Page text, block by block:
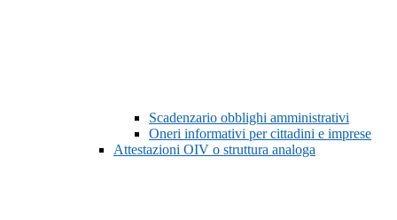
Scadenzario obblighi amministrativi
Oneri informativi per cittadini e imprese
Attestazioni OIV o struttura analoga